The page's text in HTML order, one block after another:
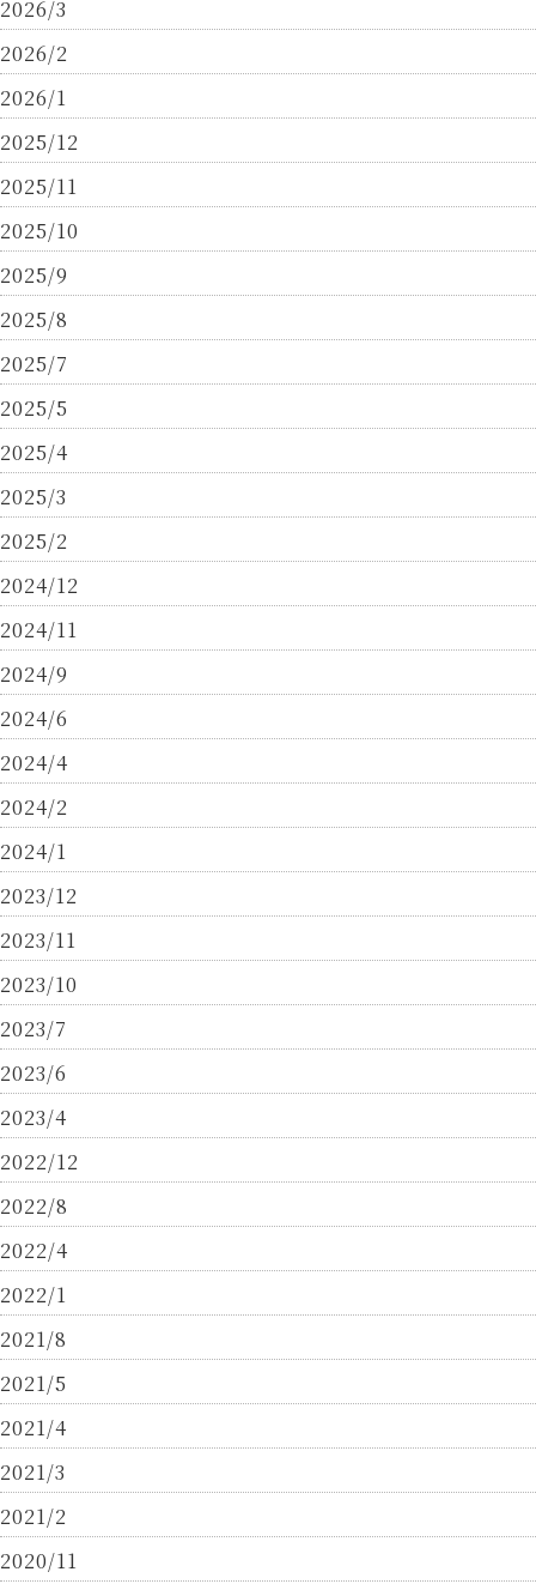
2026/3
2026/2
2026/1
2025/12
2025/11
2025/10
2025/9
2025/8
2025/7
2025/5
2025/4
2025/3
2025/2
2024/12
2024/11
2024/9
2024/6
2024/4
2024/2
2024/1
2023/12
2023/11
2023/10
2023/7
2023/6
2023/4
2022/12
2022/8
2022/4
2022/1
2021/8
2021/5
2021/4
2021/3
2021/2
2020/11